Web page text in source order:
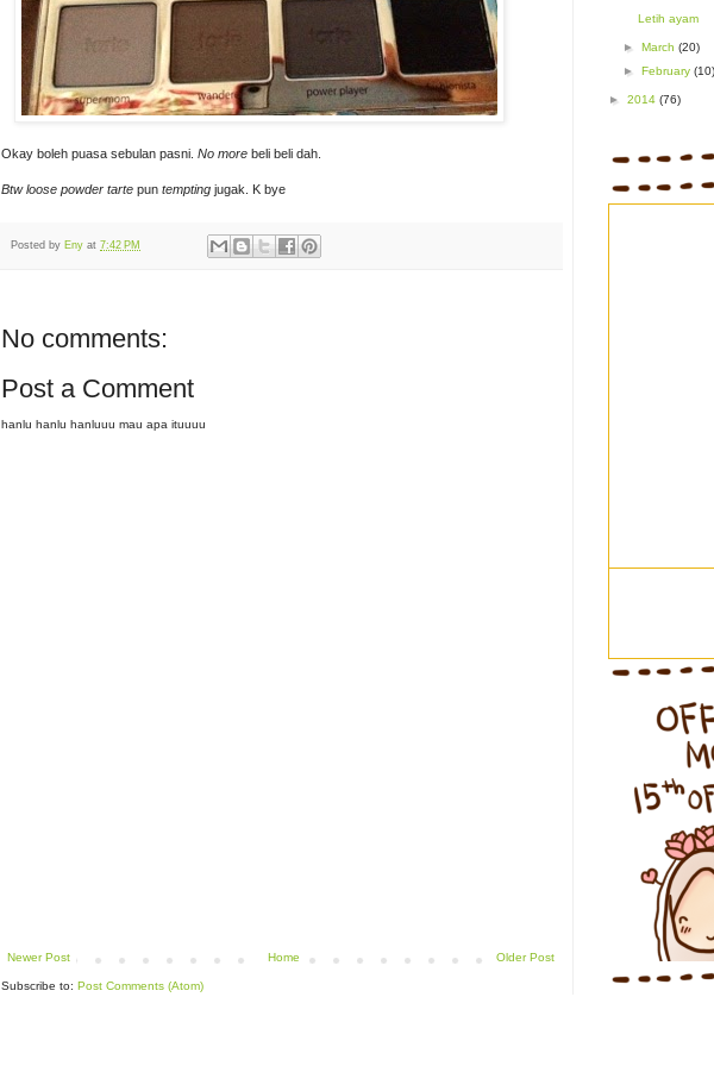
Okay boleh puasa sebulan pasni. No more beli beli dah.
Btw loose powder tarte pun tempting jugak. K bye
Posted by Eny at 7:42 PM
No comments:
Post a Comment
hanlu hanlu hanluuu mau apa ituuuu
Newer Post Older Post
Home
Subscribe to: Post Comments (Atom)
Letih ayam
► March (20)
► February (10)
► 2014 (76)